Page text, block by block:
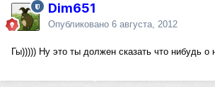
Dim651
Опубликовано 6 августа, 2012
Гы))))) Ну это ты должен сказать что нибудь о